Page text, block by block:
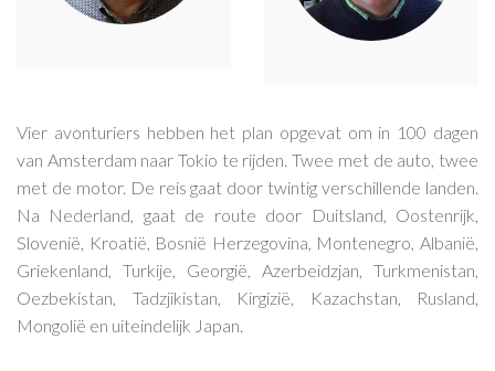
Vier avonturiers hebben het plan opgevat om in 100 dagen
van Amsterdam naar Tokio te rijden. Twee met de auto, twee
met de motor. De reis gaat door twintig verschillende landen.
Na Nederland, gaat de route door Duitsland, Oostenrijk,
Slovenië, Kroatië, Bosnië Herzegovina, Montenegro, Albanië,
Griekenland, Turkije, Georgië, Azerbeidzjan, Turkmenistan,
Oezbekistan, Tadzjikistan, Kirgizië, Kazachstan, Rusland,
Mongolië en uiteindelijk Japan.